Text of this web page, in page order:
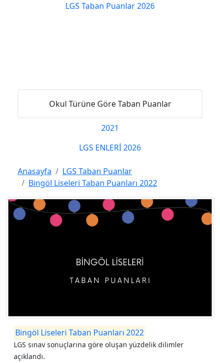
LGS Taban Puanlar 2026
Okul Türüne Göre Taban Puanlar
2021
LGS ENLERİ 2026
Anasayfa
LGS Taban Puanlar
Bingöl Liseleri Taban Puanları 2022
Bingöl Liseleri Taban Puanları 2022
LGS sınav sonuçlarına göre oluşan yüzdelik dilimler
açıklandı.